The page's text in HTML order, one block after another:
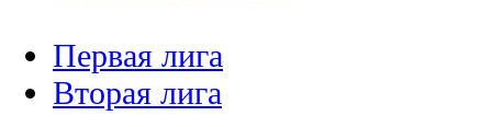
Первая лига
Вторая лига